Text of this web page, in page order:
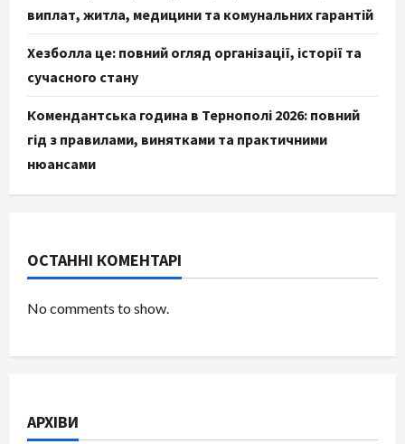
виплат, житла, медицини та комунальних гарантій
Хезболла це: повний огляд організації, історії та
сучасного стану
Комендантська година в Тернополі 2026: повний
гід з правилами, винятками та практичними
нюансами
ОСТАННІ КОМЕНТАРІ
No comments to show.
АРХІВИ